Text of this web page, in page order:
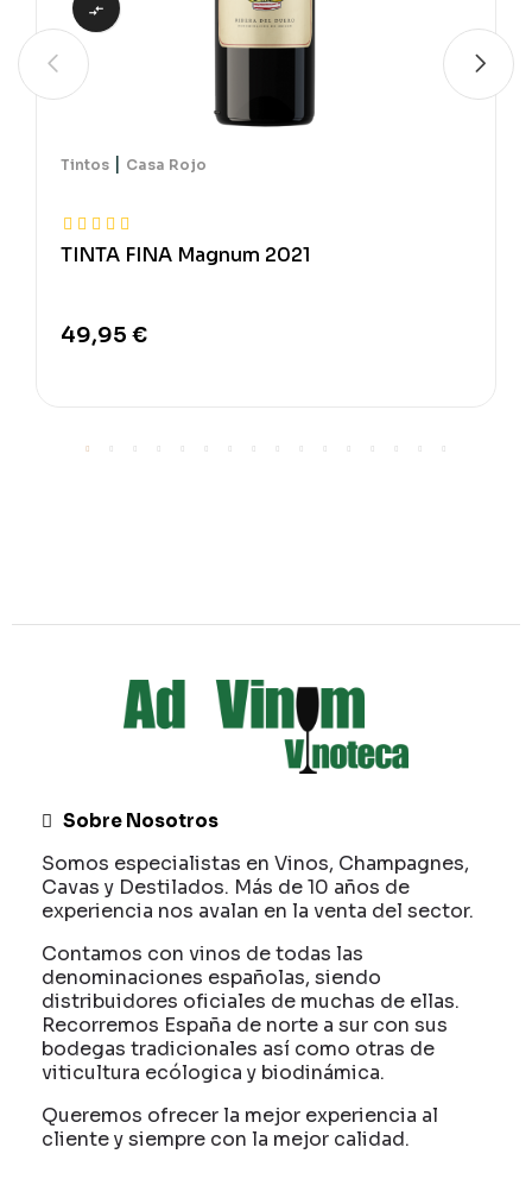
Tintos | Casa Rojo

TINTA FINA Magnum 2021
49,95 €
Sobre Nosotros
Somos especialistas en Vinos, Champagnes,
Cavas y Destilados. Más de 10 años de
experiencia nos avalan en la venta del sector.
Contamos con vinos de todas las
denominaciones españolas, siendo
distribuidores oficiales de muchas de ellas.
Recorremos España de norte a sur con sus
bodegas tradicionales así como otras de
viticultura ecólogica y biodinámica.
Queremos ofrecer la mejor experiencia al
cliente y siempre con la mejor calidad.